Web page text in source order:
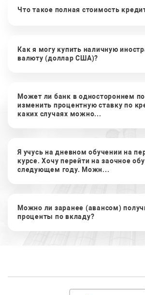
Что такое полная стоимость
Как я могу купить наличную
валюту (доллар США)?
Может ли банк в одностороннем
изменить процентную ставку по
каких случаях можно...
Я учусь на дневном обучении на
курсе. Хочу перейти на заочное
следующем году. Можн...
Можно ли заранее (авансом)
проценты по вкладу?